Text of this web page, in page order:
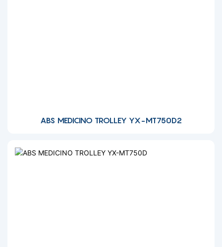
ABS MEDICINO TROLLEY YX-MT750D2